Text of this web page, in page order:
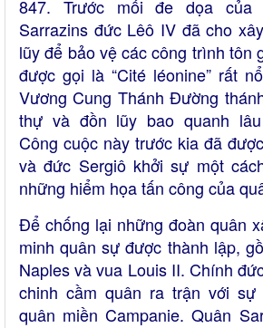
847. Trước mối đe dọa của
Sarrazins đức Lêô IV đã cho
lũy để bảo vệ các công trình tôn
được gọi là “Cité léonine” rất
Vương Cung Thánh Đường
thự và đồn lũy bao quanh lâu
Công cuộc này trước kia đã
và đức Sergiô khởi sự một
những hiểm họa tấn công của
Để chống lại những đoàn quân
minh quân sự được thành lập,
Naples và vua Louis II. Chính
chinh cầm quân ra trận với
quân miền Campanie. Quân